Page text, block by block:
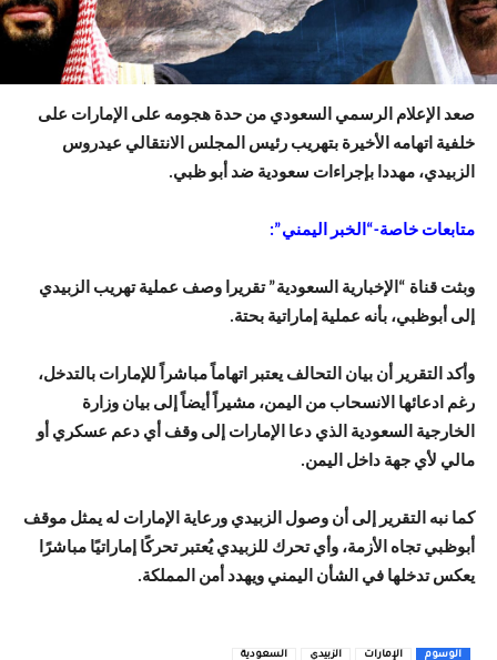
صعد الإعلام الرسمي السعودي من حدة هجومه على الإمارات على
خلفية اتهامه الأخيرة بتهريب رئيس المجلس الانتقالي عيدروس
الزبيدي، مهددا بإجراءات سعودية ضد أبو ظبي.
متابعات خاصة-“الخبر اليمني”:
وبثت قناة “الإخبارية السعودية” تقريرا وصف عملية تهريب الزبيدي
إلى أبوظبي، بأنه عملية إماراتية بحتة.
وأكد التقرير أن بيان التحالف يعتبر اتهاماً مباشراً للإمارات بالتدخل،
رغم ادعائها الانسحاب من اليمن، مشيراً أيضاً إلى بيان وزارة
الخارجية السعودية الذي دعا الإمارات إلى وقف أي دعم عسكري أو
مالي لأي جهة داخل اليمن.
كما نبه التقرير إلى أن وصول الزبيدي ورعاية الإمارات له يمثل موقف
أبوظبي تجاه الأزمة، وأي تحرك للزبيدي يُعتبر تحركًا إماراتيًا مباشرًا
يعكس تدخلها في الشأن اليمني ويهدد أمن المملكة.
الوسوم الإمارات الزبيدي السعودية